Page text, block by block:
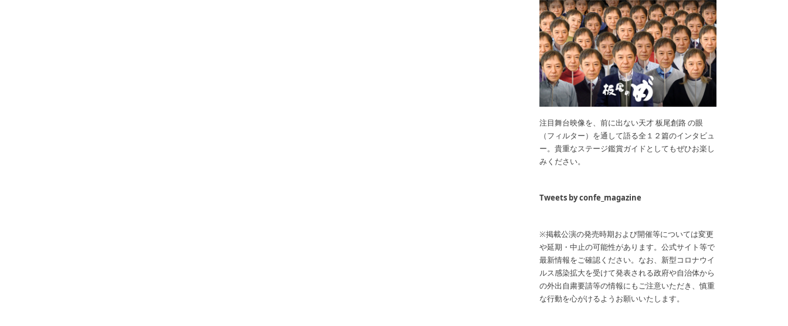
注目舞台映像を、前に出ない天才 板尾創路 の眼
（フィルター）を通して語る全１２篇のインタビュ
ー。貴重なステージ鑑賞ガイドとしてもぜひお楽し
みください。
Tweets by confe_magazine
※掲載公演の発売時期および開催等については変更
や延期・中止の可能性があります。公式サイト等で
最新情報をご確認ください。なお、新型コロナウイ
ルス感染拡大を受けて発表される政府や自治体から
の外出自粛要請等の情報にもご注意いただき、慎重
な行動を心がけるようお願いいたします。